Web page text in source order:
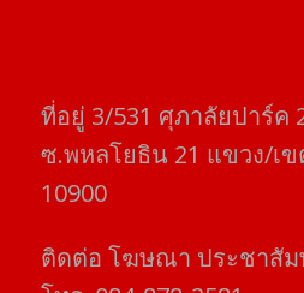
ที่อยู่​ 3/531​ ศุภาลัยปาร์ค​
ซ.พหลโยธิน​ 21​ แขวง/เข
10900
ติดต่อ​ โฆษณา​ ประชาสั